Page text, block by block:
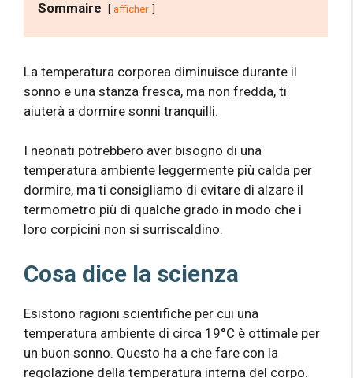
Sommaire afficher
La temperatura corporea diminuisce durante il
sonno e una stanza fresca, ma non fredda, ti
aiuterà a dormire sonni tranquilli.
I neonati potrebbero aver bisogno di una
temperatura ambiente leggermente più calda per
dormire, ma ti consigliamo di evitare di alzare il
termometro più di qualche grado in modo che i
loro corpicini non si surriscaldino.
Cosa dice la scienza
Esistono ragioni scientifiche per cui una
temperatura ambiente di circa 19°C è ottimale per
un buon sonno. Questo ha a che fare con la
regolazione della temperatura interna del corpo.